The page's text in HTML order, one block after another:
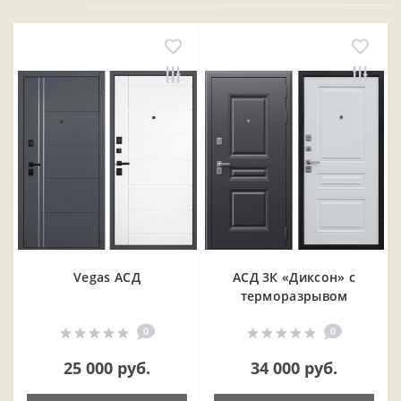
Vegas АСД
0
25 000 руб.
АСД 3К «Диксон» с
терморазрывом
0
34 000 руб.